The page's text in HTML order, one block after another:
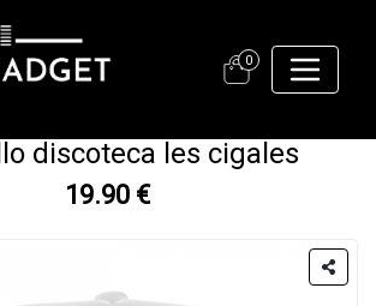
0
discoteca les cigales
19.90 €